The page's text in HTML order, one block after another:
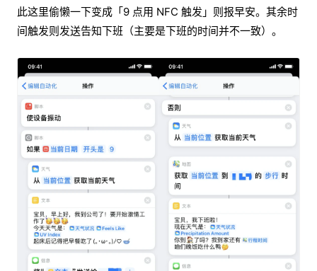
此这里偷懒一下变成「9 点用 NFC 触发」则报早安。其余时
间触发则发送告知下班（主要是下班的时间并不一致）。